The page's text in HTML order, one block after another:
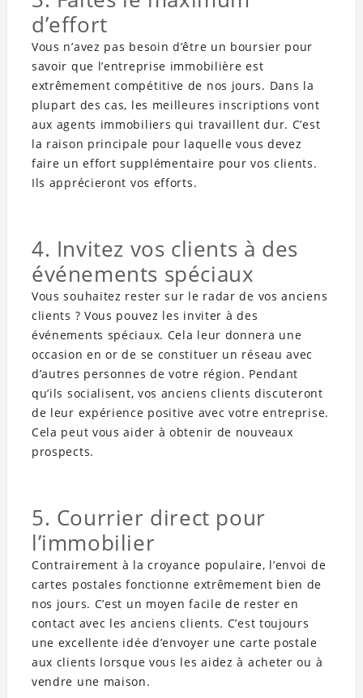
d’effort
Vous n’avez pas besoin d’être un boursier pour
savoir que l’entreprise immobilière est
extrêmement compétitive de nos jours. Dans la
plupart des cas, les meilleures inscriptions vont
aux agents immobiliers qui travaillent dur. C’est
la raison principale pour laquelle vous devez
faire un effort supplémentaire pour vos clients.
Ils apprécieront vos efforts.
4. Invitez vos clients à des
événements spéciaux
Vous souhaitez rester sur le radar de vos anciens
clients ? Vous pouvez les inviter à des
événements spéciaux. Cela leur donnera une
occasion en or de se constituer un réseau avec
d’autres personnes de votre région. Pendant
qu’ils socialisent, vos anciens clients discuteront
de leur expérience positive avec votre entreprise.
Cela peut vous aider à obtenir de nouveaux
prospects.
5. Courrier direct pour
l’immobilier
Contrairement à la croyance populaire, l’envoi de
cartes postales fonctionne extrêmement bien de
nos jours. C’est un moyen facile de rester en
contact avec les anciens clients. C’est toujours
une excellente idée d’envoyer une carte postale
aux clients lorsque vous les aidez à acheter ou à
vendre une maison.